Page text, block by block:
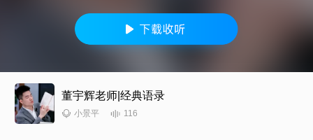
董宇辉老师|经典语录
小景平 116